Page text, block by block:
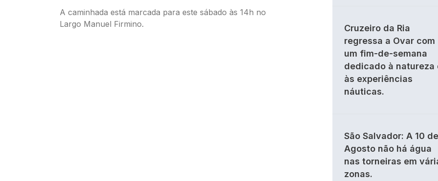
A caminhada está marcada para este sábado às 14h no
Largo Manuel Firmino.
Cruzeiro da Ria
regressa a Ovar com
um fim-de-semana
dedicado à natureza
às experiências
náuticas.
São Salvador: A 10 de
Agosto não há água
nas torneiras em
zonas.